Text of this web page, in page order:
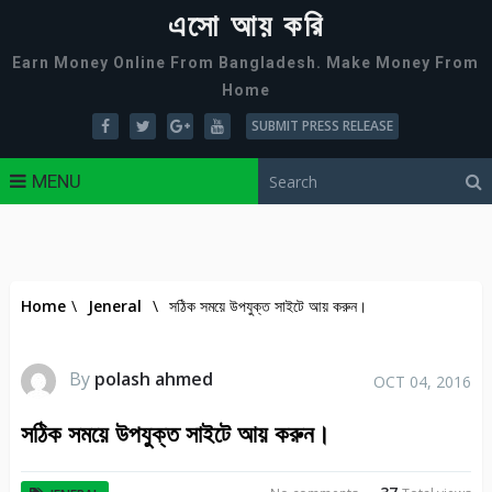
এসো আয় করি
Earn Money Online From Bangladesh. Make Money From
Home
SUBMIT PRESS RELEASE
MENU
Home \ Jeneral \ সঠিক সময়ে উপযুক্ত সাইটে আয় করুন।
By polash ahmed OCT 04, 2016
সঠিক সময়ে উপযুক্ত সাইটে আয় করুন।